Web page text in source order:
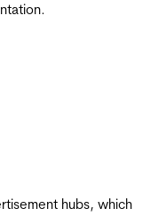
hubs, which